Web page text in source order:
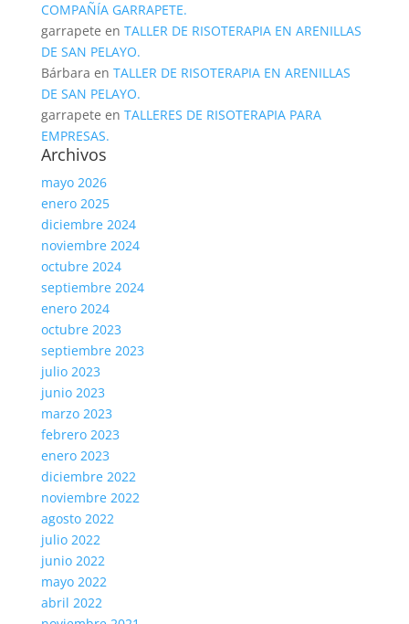
COMPAÑÍA GARRAPETE.
garrapete en TALLER DE RISOTERAPIA EN ARENILLAS
DE SAN PELAYO.
Bárbara en TALLER DE RISOTERAPIA EN ARENILLAS
DE SAN PELAYO.
garrapete en TALLERES DE RISOTERAPIA PARA
EMPRESAS.
Archivos
mayo 2026
enero 2025
diciembre 2024
noviembre 2024
octubre 2024
septiembre 2024
enero 2024
octubre 2023
septiembre 2023
julio 2023
junio 2023
marzo 2023
febrero 2023
enero 2023
diciembre 2022
noviembre 2022
agosto 2022
julio 2022
junio 2022
mayo 2022
abril 2022